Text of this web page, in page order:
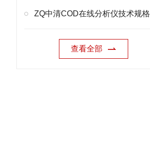
ZQ中清COD在线分析仪技术规格
查看全部